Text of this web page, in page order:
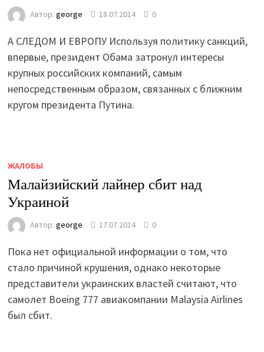
Автор: george 18.07.2014 0
А СЛЕДОМ И ЕВРОПУ Используя политику санкций,
впервые, президент Обама затронул интересы
крупных российских компаний, самым
непосредственным образом, связанных с ближним
кругом президента Путина.
ЖАЛОБЫ
Малайзийский лайнер сбит над
Украиной
Автор: george 17.07.2014 0
Пока нет официальной информации о том, что
стало причиной крушения, однако некоторые
представители украинских властей считают, что
самолет Boeing 777 авиакомпании Malaysia Airlines
был сбит.